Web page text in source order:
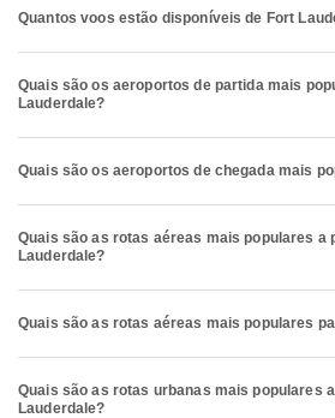
Quantos voos estão disponíveis de Fort
Quais são os aeroportos de partida mais
Lauderdale?
Quais são os aeroportos de chegada mais
Quais são as rotas aéreas mais populares a
Lauderdale?
Quais são as rotas aéreas mais populares
Quais são as rotas urbanas mais populares
Lauderdale?